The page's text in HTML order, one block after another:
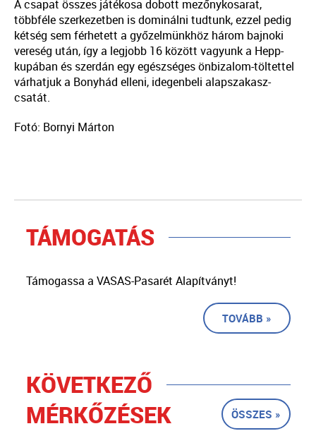
A csapat összes játékosa dobott mezőnykosarat,
többféle szerkezetben is dominálni tudtunk, ezzel pedig
kétség sem férhetett a győzelmünkhöz három bajnoki
vereség után, így a legjobb 16 között vagyunk a Hepp-
kupában és szerdán egy egészséges önbizalom-töltettel
várhatjuk a Bonyhád elleni, idegenbeli alapszakasz-
csatát.
Fotó: Bornyi Márton
TÁMOGATÁS
Támogassa a VASAS-Pasarét Alapítványt!
TOVÁBB »
KÖVETKEZŐ
MÉRKŐZÉSEK
ÖSSZES »